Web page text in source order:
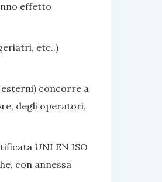
effetto
etc..)
concorre a
degli operatori,
UNI EN ISO
con annessa